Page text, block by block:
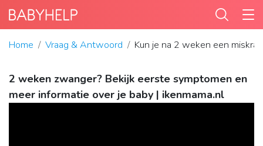
Home Vraag & Antwoord Kun je na 2 weken een
2 weken zwanger? Bekijk eerste symptomen en
meer informatie over je baby | ikenmama.nl